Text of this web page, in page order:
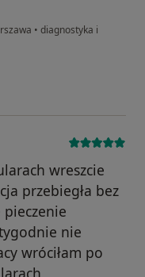
• diagnostyka i
wreszcie
przebiegła bez
nie
wróciłam po